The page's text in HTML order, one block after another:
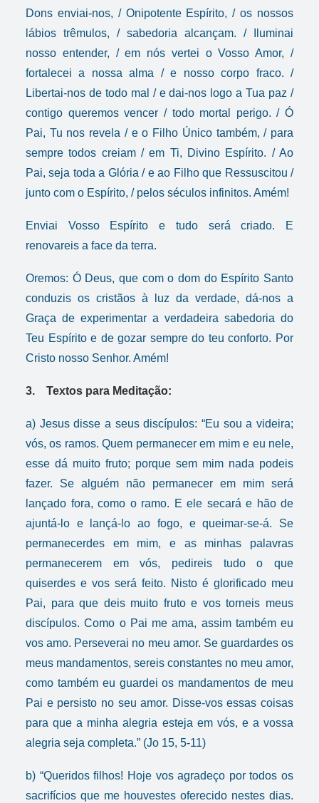
Dons enviai-nos, / Onipotente Espírito, / os nossos
lábios trêmulos, / sabedoria alcançam. / Iluminai
nosso entender, / em nós vertei o Vosso Amor, /
fortalecei a nossa alma / e nosso corpo fraco. /
Libertai-nos de todo mal / e dai-nos logo a Tua paz /
contigo queremos vencer / todo mortal perigo. / Ó
Pai, Tu nos revela / e o Filho Único também, / para
sempre todos creiam / em Ti, Divino Espírito. / Ao
Pai, seja toda a Glória / e ao Filho que Ressuscitou /
junto com o Espírito, / pelos séculos infinitos. Amém!
Enviai Vosso Espírito e tudo será criado. E
renovareis a face da terra.
Oremos: Ó Deus, que com o dom do Espírito Santo
conduzis os cristãos à luz da verdade, dá-nos a
Graça de experimentar a verdadeira sabedoria do
Teu Espírito e de gozar sempre do teu conforto. Por
Cristo nosso Senhor. Amém!
3. Textos para Meditação:
a) Jesus disse a seus discípulos: “Eu sou a videira;
vós, os ramos. Quem permanecer em mim e eu nele,
esse dá muito fruto; porque sem mim nada podeis
fazer. Se alguém não permanecer em mim será
lançado fora, como o ramo. E ele secará e hão de
ajuntá-lo e lançá-lo ao fogo, e queimar-se-á. Se
permanecerdes em mim, e as minhas palavras
permanecerem em vós, pedireis tudo o que
quiserdes e vos será feito. Nisto é glorificado meu
Pai, para que deis muito fruto e vos torneis meus
discípulos. Como o Pai me ama, assim também eu
vos amo. Perseverai no meu amor. Se guardardes os
meus mandamentos, sereis constantes no meu amor,
como também eu guardei os mandamentos de meu
Pai e persisto no seu amor. Disse-vos essas coisas
para que a minha alegria esteja em vós, e a vossa
alegria seja completa.” (Jo 15, 5-11)
b) “Queridos filhos! Hoje vos agradeço por todos os
sacrifícios que me houvestes oferecido nestes dias.